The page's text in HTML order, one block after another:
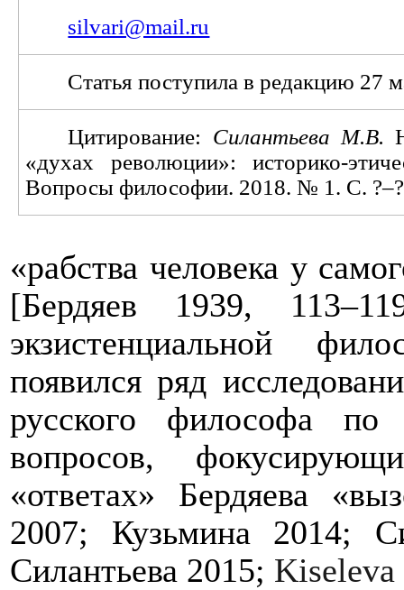
silvari@mail.ru
Статья поступила в редакцию 27
Цитирование: Силантьева М.В.
«духах революции»: историко-
Вопросы философии. 2018. № 1. С. ?‒?
«рабства человека у
[Бердяев 1939,
экзистенциальной
появился ряд
русского философа по
вопросов,
«ответах» Бердяева
2007; Кузьмина 2014;
Силантьева 2015; Kiseleva